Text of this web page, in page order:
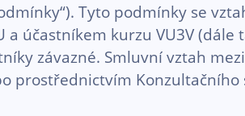
Tyto podmínky se
účastníkem kurzu VU3V (dále
závazné. Smluvní vztah
Konzultačního